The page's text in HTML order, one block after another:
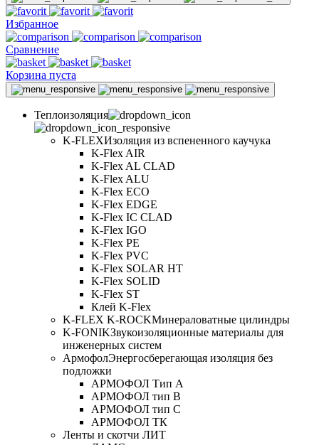
Избранное
Сравнение
Корзина пуста
Теплоизоляция
K-FLEXИзоляция из вспененного каучука
K-Flex AIR
K-Flex AL CLAD
K-Flex ALU
K-Flex ECO
K-Flex EDGE
K-Flex IC CLAD
K-Flex IGO
K-Flex PE
K-Flex PVC
K-Flex SOLAR HT
K-Flex SOLID
K-Flex ST
Клей K-Flex
K-FLEX K-ROCKМинераловатные цилиндры
K-FONIKЗвукоизоляционные материалы для
инженерных систем
АрмофолЭнергосберегающая изоляция без
подложки
АРМОФОЛ Тип А
АРМОФОЛ тип В
АРМОФОЛ тип C
АРМОФОЛ ТК
Ленты и скотчи ЛИТ